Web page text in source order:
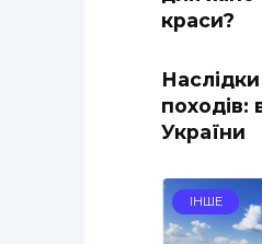
краси?
походів:
України
ІНШЕ